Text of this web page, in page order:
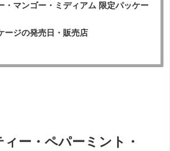
・マンゴー・ミディアム 限定パッケー
ージの発売日・販売店
ー・ペパーミント・